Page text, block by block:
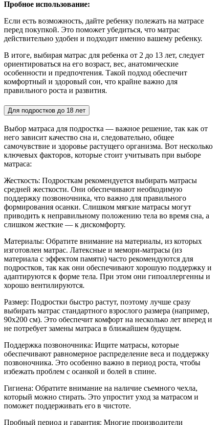
Пробное использование:
Если есть возможность, дайте ребенку полежать на матрасе
перед покупкой. Это поможет убедиться, что матрас
действительно удобен и подходит именно вашему ребенку.
В итоге, выбирая матрас для ребенка от 2 до 13 лет, следует
ориентироваться на его возраст, вес, анатомические
особенности и предпочтения. Такой подход обеспечит
комфортный и здоровый сон, что крайне важно для
правильного роста и развития.
Для подростков до 18 лет
Выбор матраса для подростка — важное решение, так как от
него зависит качество сна и, следовательно, общее
самочувствие и здоровье растущего организма. Вот несколько
ключевых факторов, которые стоит учитывать при выборе
матраса:
Жесткость: Подросткам рекомендуется выбирать матрасы
средней жесткости. Они обеспечивают необходимую
поддержку позвоночника, что важно для правильного
формирования осанки. Слишком мягкие матрасы могут
приводить к неправильному положению тела во время сна, а
слишком жесткие — к дискомфорту.
Материалы: Обратите внимание на материалы, из которых
изготовлен матрас. Латексные и мемори-матрасы (из
материала с эффектом памяти) часто рекомендуются для
подростков, так как они обеспечивают хорошую поддержку и
адаптируются к форме тела. При этом они гипоаллергенны и
хорошо вентилируются.
Размер: Подростки быстро растут, поэтому лучше сразу
выбирать матрас стандартного взрослого размера (например,
90x200 см). Это обеспечит комфорт на несколько лет вперед и
не потребует замены матраса в ближайшем будущем.
Поддержка позвоночника: Ищите матрасы, которые
обеспечивают равномерное распределение веса и поддержку
позвоночника. Это особенно важно в период роста, чтобы
избежать проблем с осанкой и болей в спине.
Гигиена: Обратите внимание на наличие съемного чехла,
который можно стирать. Это упростит уход за матрасом и
поможет поддерживать его в чистоте.
Пробный период и гарантия: Многие производители